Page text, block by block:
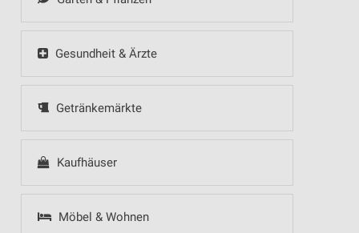
Gesundheit & Ärzte
Getränkemärkte
Kaufhäuser
Möbel & Wohnen